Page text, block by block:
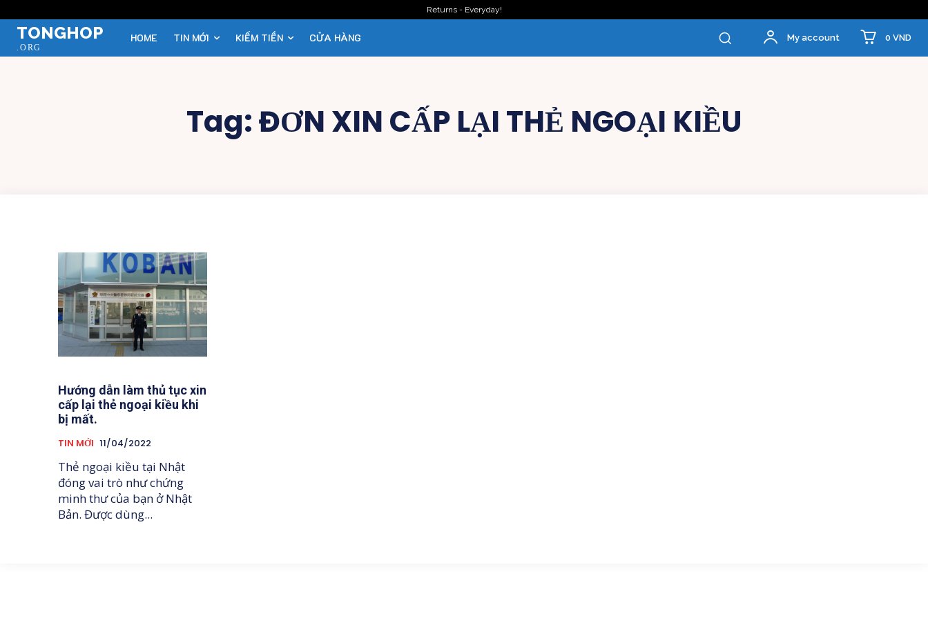
Returns - Everyday!
TONGHOP
.ORG
HOME TIN MỚI KIẾM TIỀN CỬA HÀNG My account 0 VND
Tag:ĐƠN XIN CẤP LẠI THẺ NGOẠI KIỀU
Hướng dẫn làm thủ tục xin
cấp lại thẻ ngoại kiều khi
bị mất.
TIN MỚI 11/04/2022
Thẻ ngoại kiều tại Nhật
đóng vai trò như chứng
minh thư của bạn ở Nhật
Bản. Được dùng...